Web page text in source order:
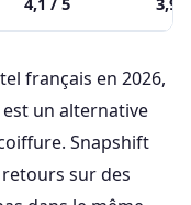
français en 2026,
un alternative
Snapshift
sur des